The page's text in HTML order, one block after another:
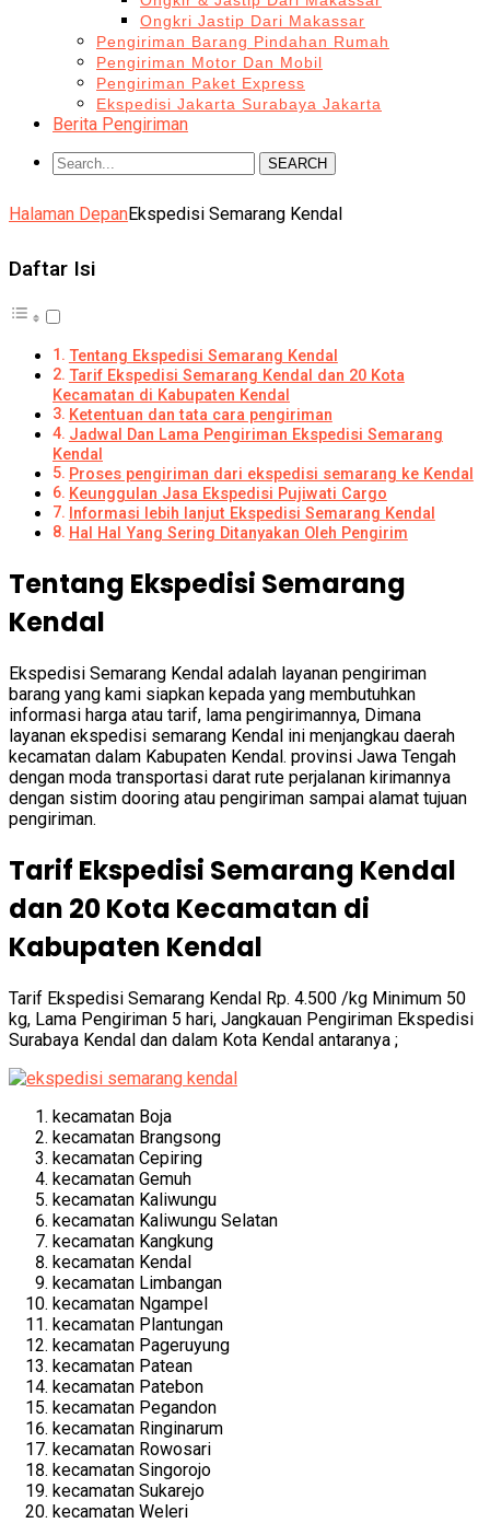
Ongkri Jastip Dari Makassar
Pengiriman Barang Pindahan Rumah
Pengiriman Motor Dan Mobil
Pengiriman Paket Express
Ekspedisi Jakarta Surabaya Jakarta
Berita Pengiriman
SEARCH
Halaman DepanEkspedisi Semarang Kendal
Daftar Isi
Tentang Ekspedisi Semarang Kendal
Tarif Ekspedisi Semarang Kendal dan 20 Kota
Kecamatan di Kabupaten Kendal
Ketentuan dan tata cara pengiriman
Jadwal Dan Lama Pengiriman Ekspedisi Semarang
Kendal
Proses pengiriman dari ekspedisi semarang ke Kendal
Keunggulan Jasa Ekspedisi Pujiwati Cargo
Informasi lebih lanjut Ekspedisi Semarang Kendal
Hal Hal Yang Sering Ditanyakan Oleh Pengirim
Tentang Ekspedisi Semarang
Kendal
Ekspedisi Semarang Kendal adalah layanan pengiriman
barang yang kami siapkan kepada yang membutuhkan
informasi harga atau tarif, lama pengirimannya, Dimana
layanan ekspedisi semarang Kendal ini menjangkau daerah
kecamatan dalam Kabupaten Kendal. provinsi Jawa Tengah
dengan moda transportasi darat rute perjalanan kirimannya
dengan sistim dooring atau pengiriman sampai alamat tujuan
pengiriman.
Tarif Ekspedisi Semarang Kendal
dan 20 Kota Kecamatan di
Kabupaten Kendal
Tarif Ekspedisi Semarang Kendal Rp. 4.500 /kg Minimum 50
kg, Lama Pengiriman 5 hari, Jangkauan Pengiriman Ekspedisi
Surabaya Kendal dan dalam Kota Kendal antaranya ;
kecamatan Boja
kecamatan Brangsong
kecamatan Cepiring
kecamatan Gemuh
kecamatan Kaliwungu
kecamatan Kaliwungu Selatan
kecamatan Kangkung
kecamatan Kendal
kecamatan Limbangan
kecamatan Ngampel
kecamatan Plantungan
kecamatan Pageruyung
kecamatan Patean
kecamatan Patebon
kecamatan Pegandon
kecamatan Ringinarum
kecamatan Rowosari
kecamatan Singorojo
kecamatan Sukarejo
kecamatan Weleri